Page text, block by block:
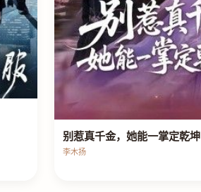
别惹真千金，她能一掌定乾坤
李木扬